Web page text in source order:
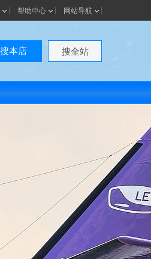
帮助中心 网站导航
搜本店 搜全站